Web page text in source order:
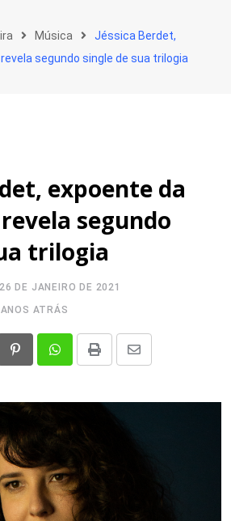
Música
Jéssica Berdet,
segundo single de sua trilogia
expoente da
segundo
trilogia
26 DE JANEIRO DE 2021
ATRÁS
PinterestWhatsappPrint
Share
Email